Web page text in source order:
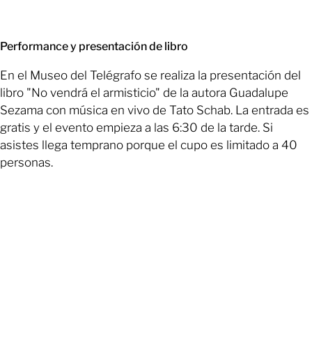
Performance y presentación de libro
En el Museo del Telégrafo se realiza la presentación del
libro "No vendrá el armisticio" de la autora Guadalupe
Sezama con música en vivo de Tato Schab. La entrada es
gratis y el evento empieza a las 6:30 de la tarde. Si
asistes llega temprano porque el cupo es limitado a 40
personas.